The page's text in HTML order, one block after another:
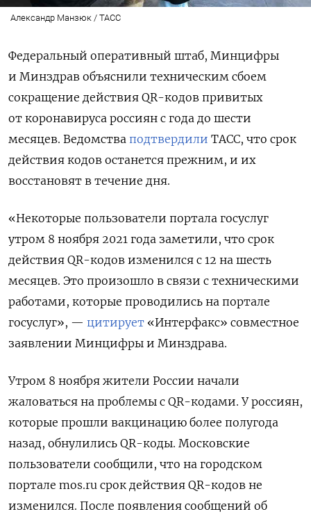
Александр Манзюк / ТАСС
Федеральный оперативный штаб, Минцифры
и Минздрав объяснили техническим сбоем
сокращение действия QR-кодов привитых
от коронавируса россиян с года до шести
месяцев. Ведомства подтвердили ТАСС, что срок
действия кодов останется прежним, и их
восстановят в течение дня.
«Некоторые пользователи портала госуслуг
утром 8 ноября 2021 года заметили, что срок
действия QR-кодов изменился с 12 на шесть
месяцев. Это произошло в связи с техническими
работами, которые проводились на портале
госуслуг», — цитирует «Интерфакс» совместное
заявлении Минцифры и Минздрава.
Утром 8 ноября жители России начали
жаловаться на проблемы с QR-кодами. У россиян,
которые прошли вакцинацию более полугода
назад, обнулились QR-коды. Московские
пользователи сообщили, что на городском
портале mos.ru срок действия QR-кодов не
изменился. После появления сообщений об